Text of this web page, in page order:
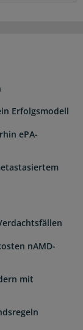
Erfolgsmodell
ePA-
nAMD-
mit